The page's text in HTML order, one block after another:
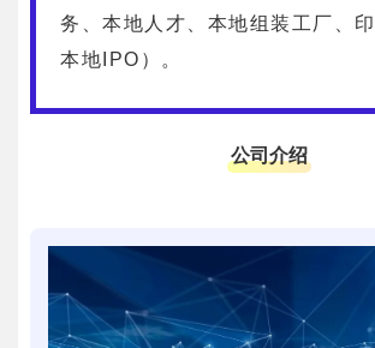
务、本地人才、本地组装工厂、
本地IPO）。
公司介绍